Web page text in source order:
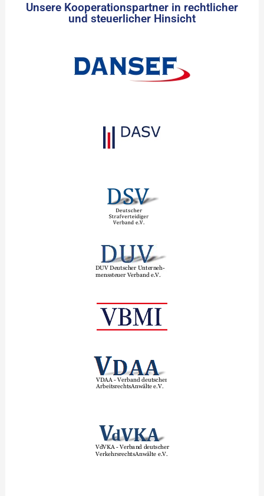
Unsere Kooperationspartner in rechtlicher
und steuerlicher Hinsicht